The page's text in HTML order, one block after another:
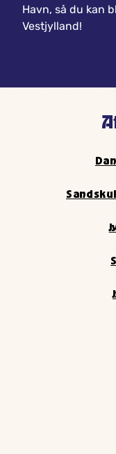
Havn, så du kan
Vestjylland!